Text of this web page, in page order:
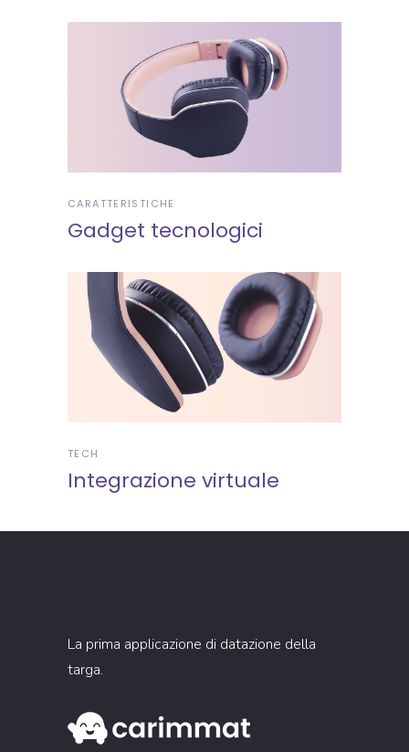
CARATTERISTICHE
Gadget tecnologici
TECH
Integrazione virtuale
La prima applicazione di datazione della
targa.